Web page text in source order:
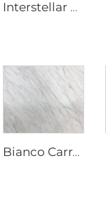
Interstellar Grey Cinza Pedra Natural Mármor com Textura Manchada e Micropartículas Prateadas-Cinza
Bianco Carrara Branco Mármore de Pedra Natural com Veios Claros Cinzentos